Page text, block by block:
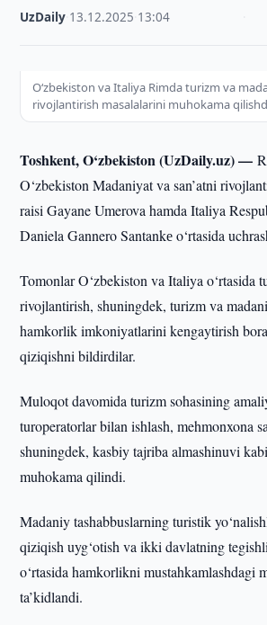
UzDaily 13.12.2025 13:04
Oʻzbekiston va Italiya Rimda turizm va
rivojlantirish masalalarini muhokama
Toshkent, O‘zbekiston (UzDaily.uz) —
O‘zbekiston Madaniyat va san’atni
raisi Gayane Umerova hamda Italiya
Daniela Gannero Santankе o‘rtasida
Tomonlar O‘zbekiston va Italiya o‘rtasida
rivojlantirish, shuningdek, turizm va
hamkorlik imkoniyatlarini kengaytirish
qiziqishni bildirdilar.
Muloqot davomida turizm sohasining
turoperatorlar bilan ishlash, mehmonxona
shuningdek, kasbiy tajriba almashinuvi
muhokama qilindi.
Madaniy tashabbuslarning turistik
qiziqish uyg‘otish va ikki davlatning
o‘rtasida hamkorlikni mustahkamlashdagi
ta’kidlandi.